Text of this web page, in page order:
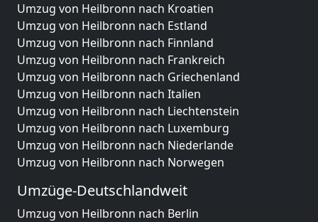
Umzug von Heilbronn nach Kroatien
Umzug von Heilbronn nach Estland
Umzug von Heilbronn nach Finnland
Umzug von Heilbronn nach Frankreich
Umzug von Heilbronn nach Griechenland
Umzug von Heilbronn nach Italien
Umzug von Heilbronn nach Liechtenstein
Umzug von Heilbronn nach Luxemburg
Umzug von Heilbronn nach Niederlande
Umzug von Heilbronn nach Norwegen
Umzüge-Deutschlandweit
Umzug von Heilbronn nach Berlin